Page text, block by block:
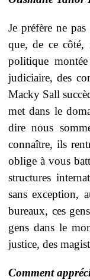
Je préfère ne
que, de ce côté,
politique
judiciaire, des
Macky Sall
met dans le
dire nous
connaître, ils
oblige à vous
structures
sans exception,
bureaux, ces
gens dans le
justice, des
Comment